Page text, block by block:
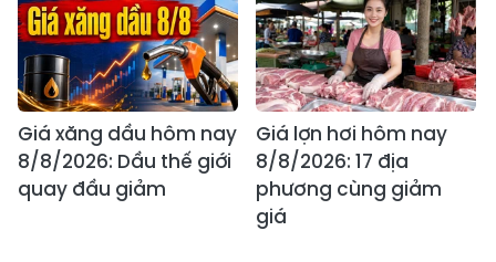
Giá xăng dầu hôm nay
8/8/2026: Dầu thế giới
quay đầu giảm
Giá lợn hơi hôm nay
8/8/2026: 17 địa
phương cùng giảm
giá